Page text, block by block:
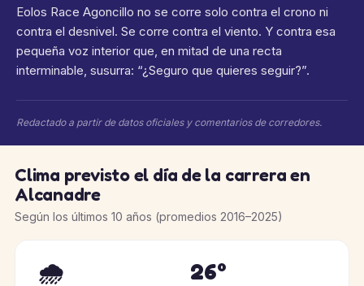
Eolos Race Agoncillo no se corre solo contra el crono ni
contra el desnivel. Se corre contra el viento. Y contra esa
pequeña voz interior que, en mitad de una recta
interminable, susurra: “¿Seguro que quieres seguir?”.
Redactado a partir de datos oficiales y comentarios de corredores.
Clima previsto el día de la carrera en
Alcanadre
Según los últimos 10 años (promedios 2016–2025)
🌧️ 26°